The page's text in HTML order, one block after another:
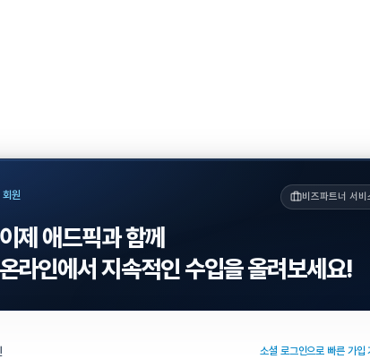
원 비즈파트너 서비
이제 애드픽과 함께
라인에서 지속적인 수입을 올려보세요!
소셜 로그인으로 빠른 가입